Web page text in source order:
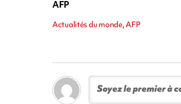
AFP
Actualités du monde, AFP